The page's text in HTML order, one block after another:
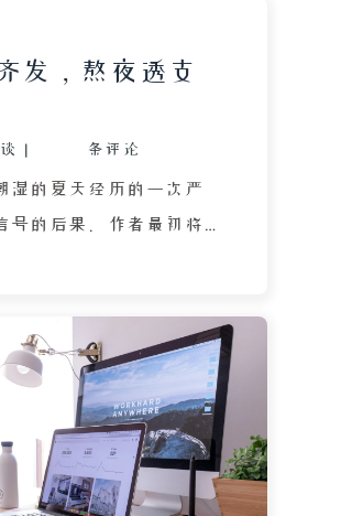
发，熬夜透支
| 条评论
湿的夏天经历的一次严
号的后果。作者最初将
视的轻微症状，指出感
温高湿环境下同样肆虐
病是旧伤未愈、鼻炎反
气共同作用的结果，并
、双飞人等土方缓解症
不要因懒惰和贪图熬